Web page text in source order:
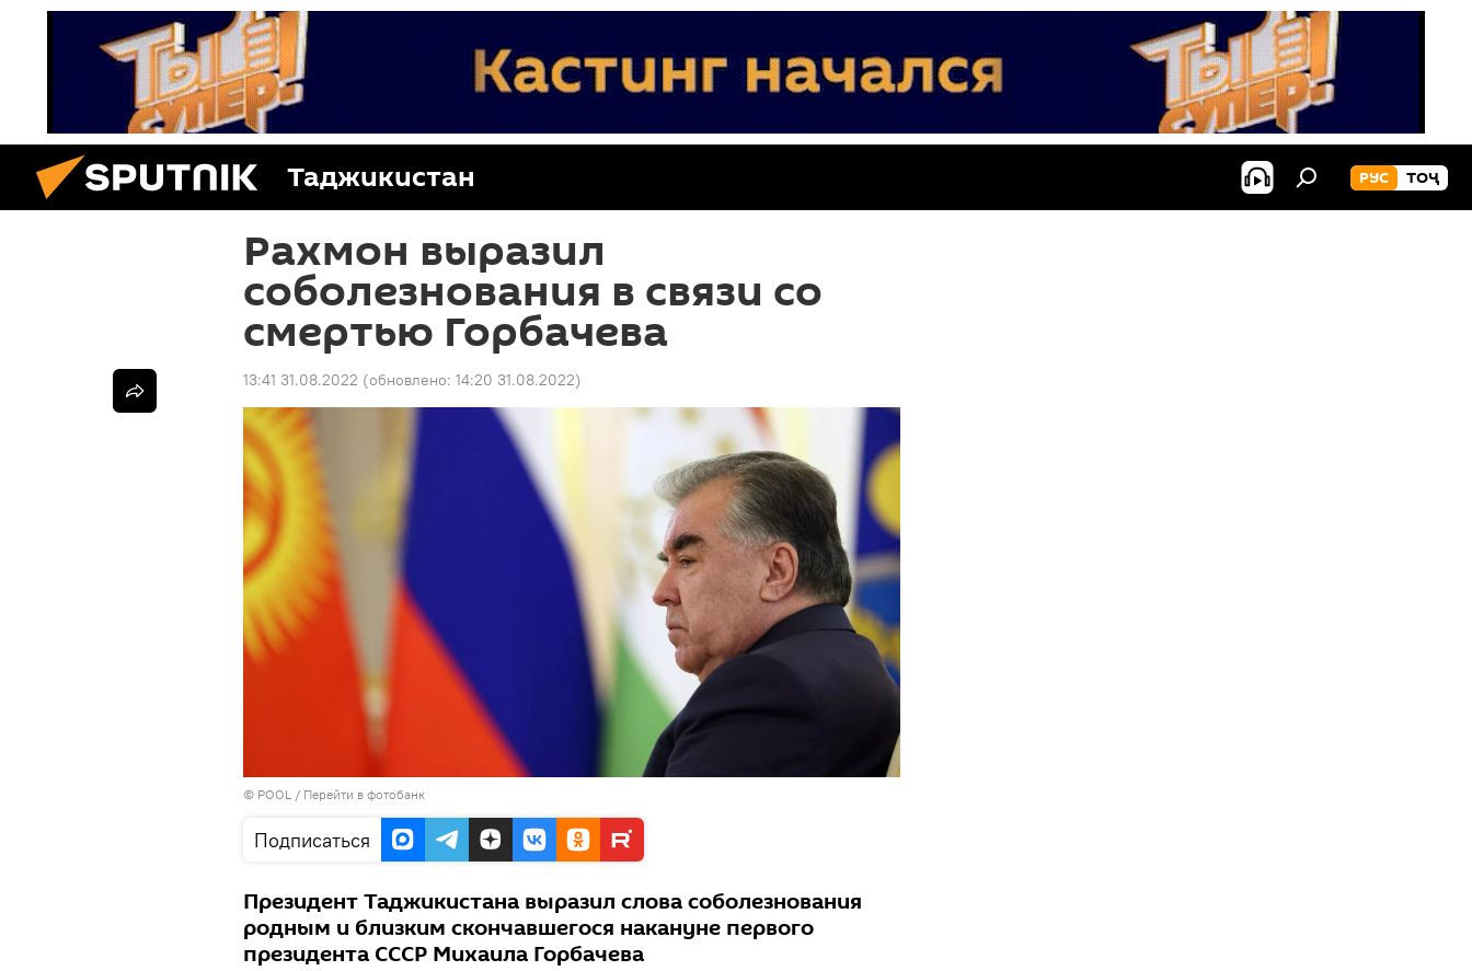
Таджикистан РУС ТОҶ
Рахмон выразил
соболезнования в связи со
смертью Горбачева
13:41 31.08.2022 (обновлено: 14:20 31.08.2022)
© POOL / Перейти в фотобанк
Подписаться
Президент Таджикистана выразил слова соболезнования
родным и близким скончавшегося накануне первого
президента СССР Михаила Горбачева